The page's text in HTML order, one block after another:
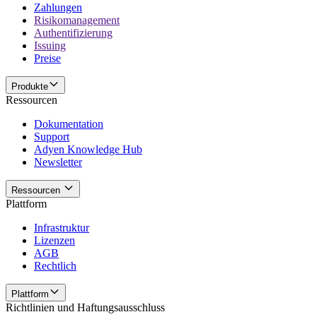
Zahlungen
Risikomanagement
Authentifizierung
Issuing
Preise
Produkte
Ressourcen
Dokumentation
Support
Adyen Knowledge Hub
Newsletter
Ressourcen
Plattform
Infrastruktur
Lizenzen
AGB
Rechtlich
Plattform
Richtlinien und Haftungsausschluss